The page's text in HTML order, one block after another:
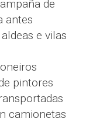
de
antes
e vilas
pintores
camionetas